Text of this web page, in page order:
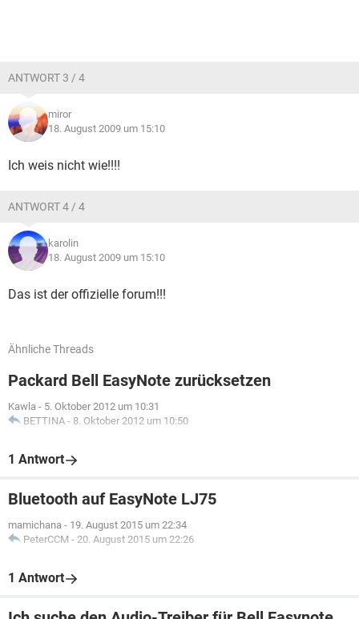
ANTWORT 3 / 4
miror
18. August 2009 um 15:10
Ich weis nicht wie!!!!
ANTWORT 4 / 4
karolin
18. August 2009 um 15:10
Das ist der offizielle forum!!!
Ähnliche Threads
Packard Bell EasyNote zurücksetzen
Kawla - 5. Oktober 2012 um 10:31
BETTINA - 8. Oktober 2012 um 10:50
1 Antwort
Bluetooth auf EasyNote LJ75
mamichana - 19. August 2015 um 22:34
PeterCCM - 20. August 2015 um 22:26
1 Antwort